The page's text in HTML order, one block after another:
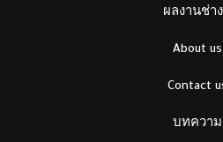
ผลงานช่า
About us
Contact
บทความ